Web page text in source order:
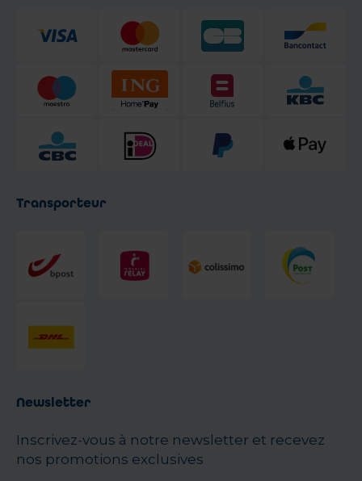
Transporteur
Newsletter
Inscrivez-vous à notre newsletter et recevez
nos promotions exclusives